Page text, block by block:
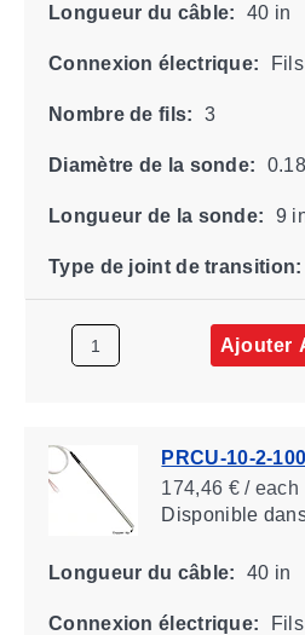
Longueur du câble: 40 in
Connexion électrique:
Nombre de fils: 3
Diamètre de la sonde:
Longueur de la sonde: 9
Type de joint de transition:
Ajouter
PRCU-10-2-
174,46 € / each
Disponible
Longueur du câble: 40 in
Connexion électrique: